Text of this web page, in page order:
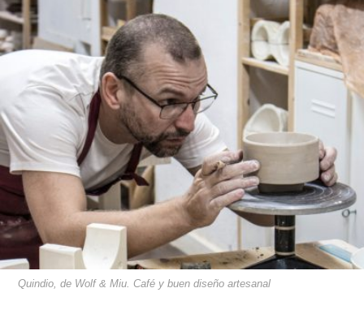
Quindio, de Wolf & Miu. Café y buen diseño artesanal